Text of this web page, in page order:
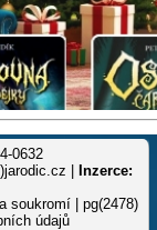
0632
|
Inzerce:
soukromí | pg(2478)
údajů